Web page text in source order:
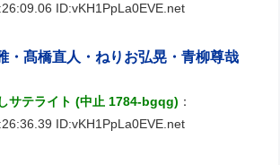
ID:vKH1PpLa0EVE.net
・髙橋直人・ねりお弘晃・青柳尊哉
サテライト (中止 1784-bgqg) ：
ID:vKH1PpLa0EVE.net